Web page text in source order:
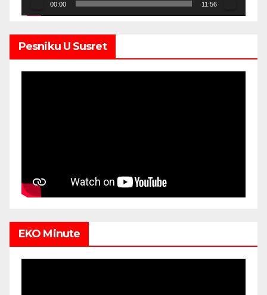
00:00 11:56
Pesniku U Susret
EKO Minute